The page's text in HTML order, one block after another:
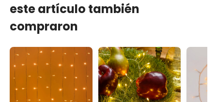
este artículo también
compraron